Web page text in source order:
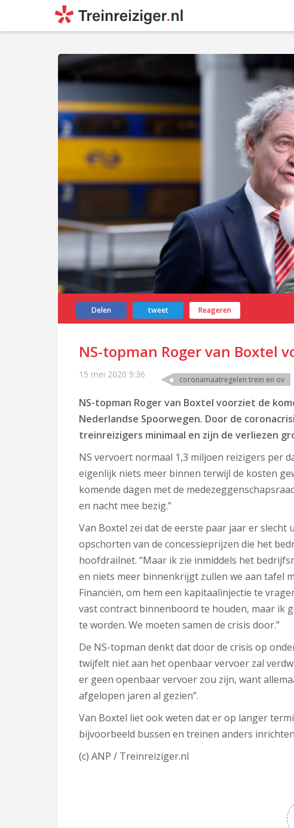
Delen tweet Reageren
NS-topman Roger van Boxtel
15 mei 2020 9:36 coronamaatregelen trein en ov
NS-topman Roger van Boxtel voorziet de
Nederlandse Spoorwegen. Door de
treinreizigers minimaal en zijn de verliezen
NS vervoert normaal 1,3 miljoen reizigers per
eigenlijk niets meer binnen terwijl de kosten
komende dagen met de
en nacht mee bezig.”
Van Boxtel zei dat de eerste paar jaar er
opschorten van de concessieprijzen die het
hoofdrailnet. “Maar ik zie inmiddels het
en niets meer binnenkrijgt zullen we aan tafel
Financiën, om hem een kapitaalinjectie te
vast contract binnenboord te houden, maar ik
te worden. We moeten samen de crisis door.”
De NS-topman denkt dat door de crisis op
twijfelt niet aan het openbaar vervoer zal
er geen openbaar vervoer zou zijn, want
afgelopen jaren al gezien”.
Van Boxtel liet ook weten dat er op langer
bijvoorbeeld bussen en treinen anders
(c) ANP / Treinreiziger.nl